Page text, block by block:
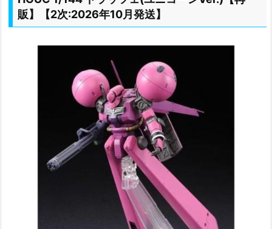
販】【2次:2026年10月発送】